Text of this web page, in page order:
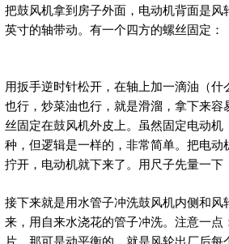
把鼓风机拿到房子外面，电动机背面是风
英寸的轴带动。有一个四方的螺丝固定：
用扳手逆时针松开，在轴上加一滴油（
也行，炒菜油也行，就是滑溜，拿下来容
丝固定在鼓风机外皮上。虽然固定电动机
种，但逻辑是一样的，非常简单。把电动
拧开，电动机就下来了。用尺子先量一下
接下来就是用水管子冲洗鼓风机内侧和风
来，用自来水浇花的管子冲洗。注意一
片，那可是动平衡的，就是风轮出厂后